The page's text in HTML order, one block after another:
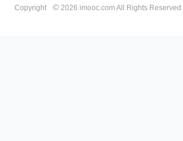
Copyright 2026 imooc.com All Rights Reserved |